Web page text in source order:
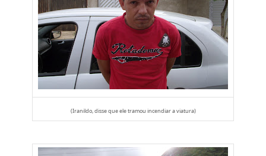
(Iranildo, disse que ele tramou incendiar a viatura)